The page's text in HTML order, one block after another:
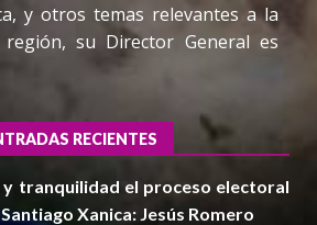
y otros temas relevantes a la
su Director General es
RECIENTES
y tranquilidad el proceso electoral
Xanica: Jesús Romero